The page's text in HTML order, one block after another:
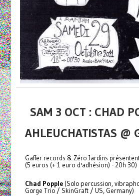
SAM 3 OCT : CHAD
AHLEUCHATISTAS @
Gaffer records & Zéro Jardins
(5 euros (+ 1 euro d'adhésion) - 20h 30)
Chad Popple(Solo percussion,
Gorge Trio / SkinGraft / US, Germany)